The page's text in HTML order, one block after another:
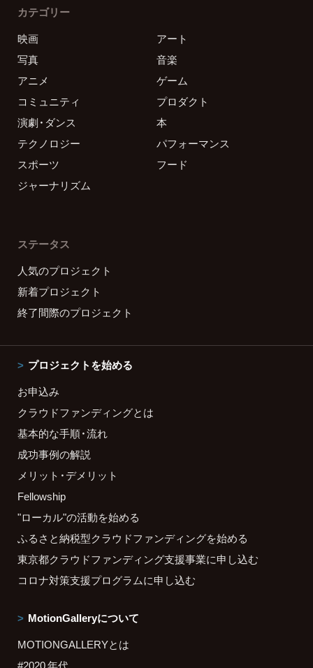
カテゴリー
映画
アート
写真
音楽
アニメ
ゲーム
コミュニティ
プロダクト
演劇・ダンス
本
テクノロジー
パフォーマンス
スポーツ
フード
ジャーナリズム
ステータス
人気のプロジェクト
新着プロジェクト
終了間際のプロジェクト
プロジェクトを始める
お申込み
クラウドファンディングとは
基本的な手順・流れ
成功事例の解説
メリット・デメリット
Fellowship
"ローカル"の活動を始める
ふるさと納税型クラウドファンディングを始める
東京都クラウドファンディング支援事業に申し込む
コロナ対策支援プログラムに申し込む
MotionGalleryについて
MOTIONGALLERYとは
#2020 年代